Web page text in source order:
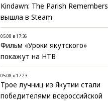
Kindawn: The Parish Remembers
вышла в Steam
05.08 в 17:36
Фильм «Уроки якутского»
покажут на НТВ
05.08 в 17:23
Трое лучниц из Якутии стали
победителями всероссийской